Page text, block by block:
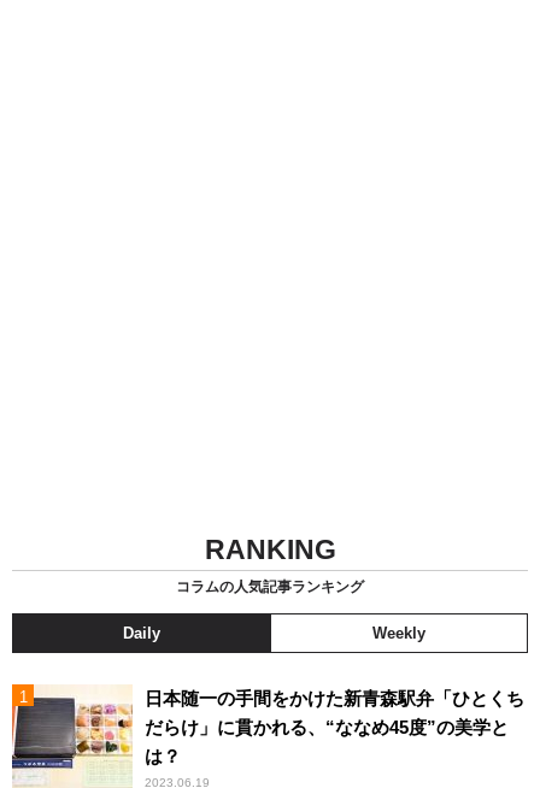
RANKING
コラムの人気記事ランキング
Daily Weekly
日本随一の手間をかけた新青森駅弁「ひとくち
だらけ」に貫かれる、“ななめ45度”の美学と
は？
2023.06.19